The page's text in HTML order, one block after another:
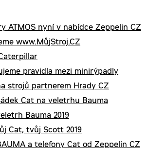
ATMOS nyní v nabídce Zeppelin CZ
www.MůjStroj.CZ
pravidla mezi minirýpadly
strojů partnerem Hrady CZ
Cat na veletrhu Bauma
Bauma 2019
Cat, tvůj Scott 2019
a telefony Cat od Zeppelin CZ